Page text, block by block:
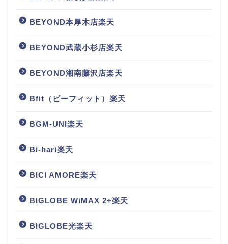
BEYOND本厚木店楽天
BEYOND武蔵小杉店楽天
BEYOND湘南藤沢店楽天
Bfit（ビーフィット）楽天
BGM‐UNI楽天
Bi-hari楽天
BICI AMORE楽天
BIGLOBE WiMAX 2+楽天
BIGLOBE光楽天